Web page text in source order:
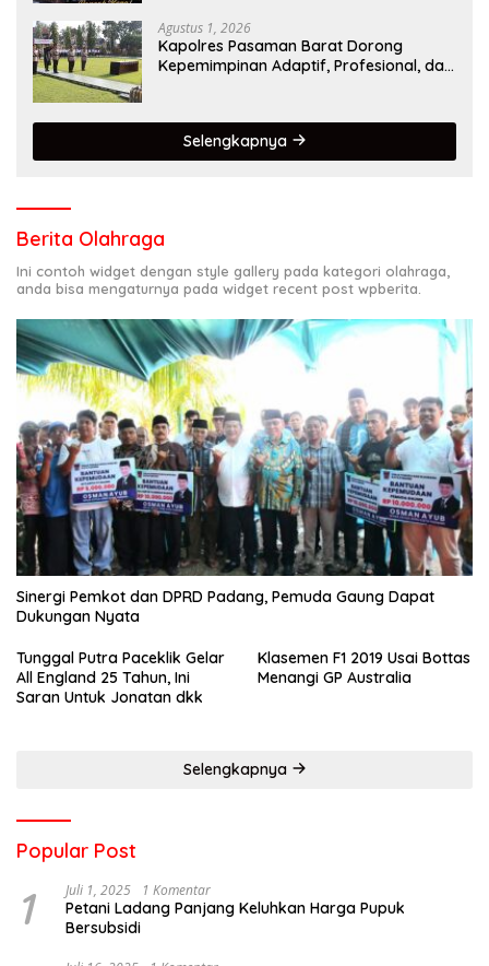
Keselamatan Berkendara
Agustus 1, 2026
Kapolres Pasaman Barat Dorong
Kepemimpinan Adaptif, Profesional, dan
Selengkapnya
Berita Olahraga
Ini contoh widget dengan style gallery pada kategori olahraga,
anda bisa mengaturnya pada widget recent post wpberita.
Sinergi Pemkot dan DPRD Padang, Pemuda Gaung Dapat
Dukungan Nyata
Tunggal Putra Paceklik Gelar
All England 25 Tahun, Ini
Saran Untuk Jonatan dkk
Klasemen F1 2019 Usai Bottas
Menangi GP Australia
Selengkapnya
Popular Post
1 Juli 1, 2025 1 Komentar
Petani Ladang Panjang Keluhkan Harga Pupuk
Bersubsidi